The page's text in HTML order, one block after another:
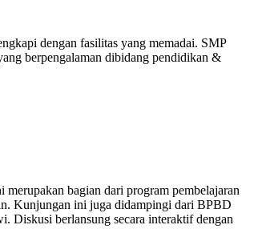
dengan fasilitas yang memadai. SMP
berpengalaman dibidang pendidikan &
bagian dari program pembelajaran
Kunjungan ini juga didampingi dari BPBD
Diskusi berlansung secara interaktif dengan